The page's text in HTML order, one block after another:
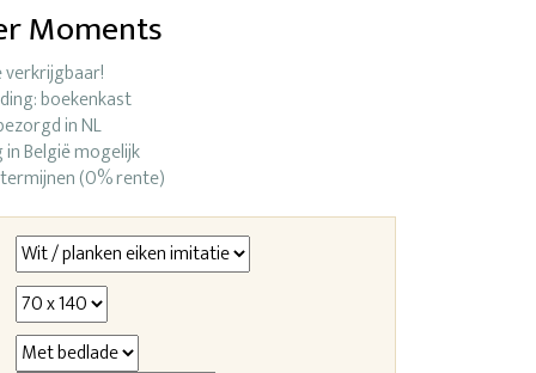
Moments
verkrijgbaar!
boekenkast
in NL
België mogelijk
(0% rente)